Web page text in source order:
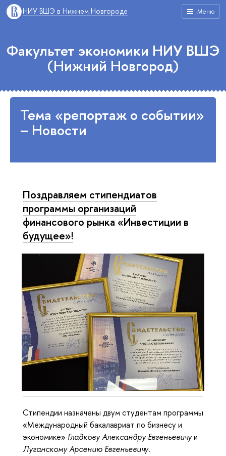
Меню
НИУ ВШЭ в Нижнем Новгороде
Факультет экономики НИУ ВШЭ
(Нижний Новгород)
Тема «репортаж о событии»
– Новости
Поздравляем стипендиатов
программы организаций
финансового рынка «Инвестиции в
будущее»!
Стипендии назначены двум студентам программы
«Международный бакалавриат по бизнесу и
экономике» Гладкову Александру Евгеньевичуи
Луганскому Арсению Евгеньевичу.